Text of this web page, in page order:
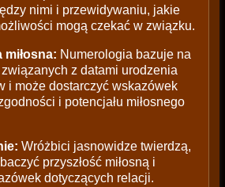
nimi i przewidywaniu, jakie
mogą czekać w związku.
miłosna: Numerologia bazuje na
z datami urodzenia
i może dostarczyć wskazówek
i potencjału miłosnego
Wróżbici jasnowidze twierdzą,
przyszłość miłosną i
dotyczących relacji.